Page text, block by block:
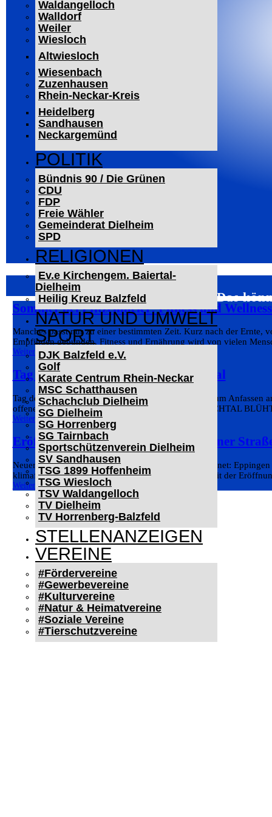
Waldangelloch
Walldorf
Weiler
Wiesloch
Altwiesloch
Wiesenbach
Zuzenhausen
Rhein-Neckar-Kreis
Heidelberg
Sandhausen
Neckargemünd
POLITIK
Bündnis 90 / Die Grünen
CDU
FDP
Freie Wähler
Gemeinderat Dielheim
SPD
RELIGIONEN
Ev.e Kirchengem. Baiertal-
Dielheim
Heilig Kreuz Balzfeld
NATUR UND UMWELT
SPORT
DJK Balzfeld e.V.
Golf
Karate Centrum Rhein-Neckar
MSC Schatthausen
Schachclub Dielheim
SG Dielheim
SG Horrenberg
SG Tairnbach
Sportschützenverein Dielheim
SV Sandhausen
TSG 1899 Hoffenheim
TSG Wiesloch
TSV Waldangelloch
TV Dielheim
TV Horrenberg-Balzfeld
STELLENANZEIGEN
VEREINE
#Fördervereine
#Gewerbevereine
#Kulturvereine
#Natur & Heimatvereine
#Soziale Vereine
#Tierschutzvereine
Das
Sommer bei Pfitzenmeier: Fitness und
Manches passt nur zu einer bestimmten Zeit. Kurz nach der Ernte,
Empfinden gebunden. Fitness und Ernährung wird von vielen
Weiterlesen
Tag des offenen Denkmals in Kraichtal
Tag des offenen Denkmals in Kraichtal: Geschichte zum Anfassen
offenen Denkmals. Im kleinen Jubiläumsjahr „KRAICHTAL
Weiterlesen
Eröffnung Elektroladepark Heilbronner
Neuer Elektroladepark in der Heilbronner Straße eröffnet:
klimafreundliche und zukunftsfähige Mobilität um. Mit der
Weiterlesen